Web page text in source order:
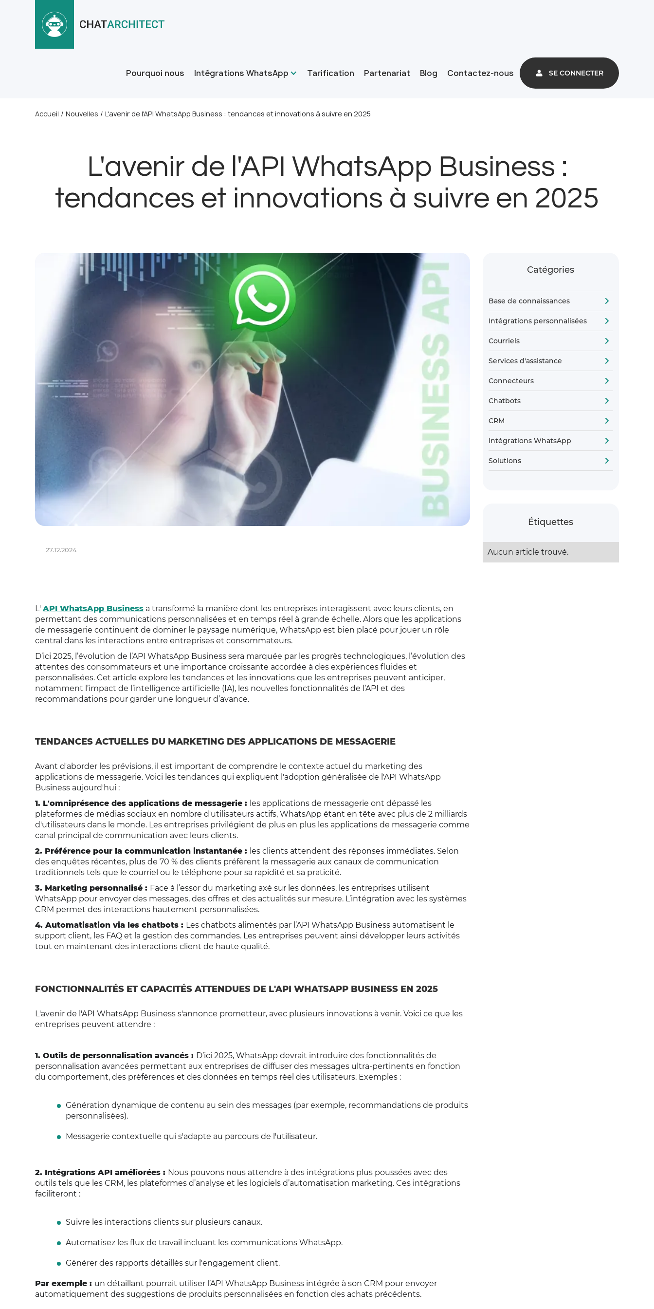
Pourquoi nous Intégrations WhatsApp Tarification Partenariat Blog Contactez-nous SE CONNECTER
Accueil / Nouvelles / L'avenir de l'API WhatsApp Business : tendances et innovations à suivre en 2025
L'avenir de l'API WhatsApp Business :
tendances et innovations à suivre en 2025
27.12.2024
L' API WhatsApp Business a transformé la manière dont les entreprises interagissent avec leurs clients, en
permettant des communications personnalisées et en temps réel à grande échelle. Alors que les applications
de messagerie continuent de dominer le paysage numérique, WhatsApp est bien placé pour jouer un rôle
central dans les interactions entre entreprises et consommateurs.
D’ici 2025, l’évolution de l’API WhatsApp Business sera marquée par les progrès technologiques, l’évolution des
attentes des consommateurs et une importance croissante accordée à des expériences fluides et
personnalisées. Cet article explore les tendances et les innovations que les entreprises peuvent anticiper,
notamment l’impact de l’intelligence artificielle (IA), les nouvelles fonctionnalités de l’API et des
recommandations pour garder une longueur d’avance.
TENDANCES ACTUELLES DU MARKETING DES APPLICATIONS DE MESSAGERIE
Avant d'aborder les prévisions, il est important de comprendre le contexte actuel du marketing des
applications de messagerie. Voici les tendances qui expliquent l'adoption généralisée de l'API WhatsApp
Business aujourd'hui :
1. L'omniprésence des applications de messagerie : les applications de messagerie ont dépassé les
plateformes de médias sociaux en nombre d'utilisateurs actifs, WhatsApp étant en tête avec plus de 2 milliards
d'utilisateurs dans le monde. Les entreprises privilégient de plus en plus les applications de messagerie comme
canal principal de communication avec leurs clients.
2. Préférence pour la communication instantanée : les clients attendent des réponses immédiates. Selon
des enquêtes récentes, plus de 70 % des clients préfèrent la messagerie aux canaux de communication
traditionnels tels que le courriel ou le téléphone pour sa rapidité et sa praticité.
3. Marketing personnalisé : Face à l’essor du marketing axé sur les données, les entreprises utilisent
WhatsApp pour envoyer des messages, des offres et des actualités sur mesure. L’intégration avec les systèmes
CRM permet des interactions hautement personnalisées.
4. Automatisation via les chatbots : Les chatbots alimentés par l’API WhatsApp Business automatisent le
support client, les FAQ et la gestion des commandes. Les entreprises peuvent ainsi développer leurs activités
tout en maintenant des interactions client de haute qualité.
FONCTIONNALITÉS ET CAPACITÉS ATTENDUES DE L'API WHATSAPP BUSINESS EN 2025
L'avenir de l'API WhatsApp Business s'annonce prometteur, avec plusieurs innovations à venir. Voici ce que les
entreprises peuvent attendre :
1. Outils de personnalisation avancés : D’ici 2025, WhatsApp devrait introduire des fonctionnalités de
personnalisation avancées permettant aux entreprises de diffuser des messages ultra-pertinents en fonction
du comportement, des préférences et des données en temps réel des utilisateurs. Exemples :
Génération dynamique de contenu au sein des messages (par exemple, recommandations de produits
personnalisées).
Messagerie contextuelle qui s'adapte au parcours de l'utilisateur.
2. Intégrations API améliorées : Nous pouvons nous attendre à des intégrations plus poussées avec des
outils tels que les CRM, les plateformes d’analyse et les logiciels d’automatisation marketing. Ces intégrations
faciliteront :
Suivre les interactions clients sur plusieurs canaux.
Automatisez les flux de travail incluant les communications WhatsApp.
Générer des rapports détaillés sur l'engagement client.
Par exemple : un détaillant pourrait utiliser l’API WhatsApp Business intégrée à son CRM pour envoyer
automatiquement des suggestions de produits personnalisées en fonction des achats précédents.
Catégories
Base de connaissances
Intégrations personnalisées
Courriels
Services d'assistance
Connecteurs
Chatbots
CRM
Intégrations WhatsApp
Solutions
Étiquettes
Aucun article trouvé.